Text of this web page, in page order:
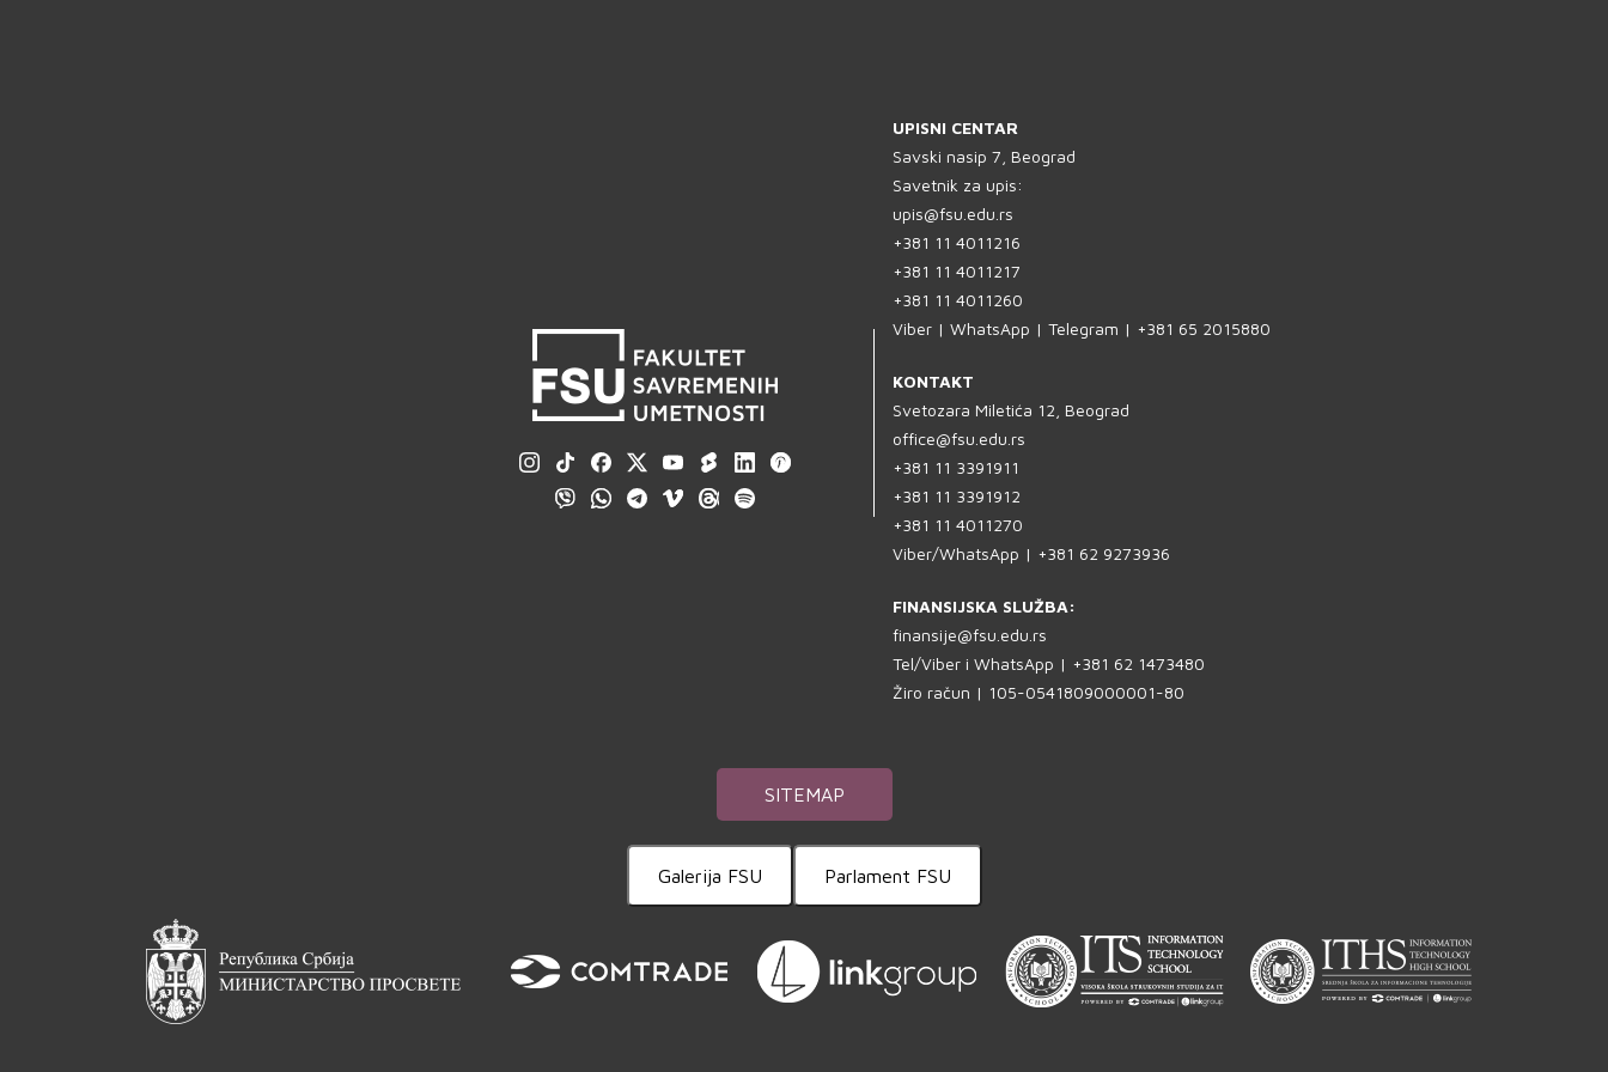
UPISNI CENTAR
Savski nasip 7, Beograd
Savetnik za upis:
upis@fsu.edu.rs
+381 11 4011216
+381 11 4011217
+381 11 4011260
Viber | WhatsApp | Telegram | +381 65 2015880
KONTAKT
Svetozara Miletića 12, Beograd
office@fsu.edu.rs
+381 11 3391911
+381 11 3391912
+381 11 4011270
Viber/WhatsApp | +381 62 9273936
FINANSIJSKA SLUŽBA:
finansije@fsu.edu.rs
Tel/Viber i WhatsApp | +381 62 1473480
Žiro račun | 105-0541809000001-80
SITEMAP
Galerija FSU Parlament FSU